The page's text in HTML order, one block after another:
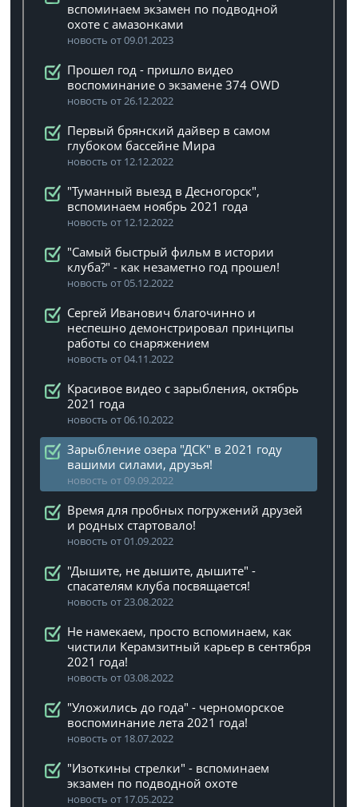
вспоминаем экзамен по подводной
охоте с амазонками
новость от 09.01.2023
Прошел год - пришло видео
воспоминание о экзамене 374 OWD
новость от 26.12.2022
Первый брянский дайвер в самом
глубоком бассейне Мира
новость от 12.12.2022
"Туманный выезд в Десногорск",
вспоминаем ноябрь 2021 года
новость от 12.12.2022
"Самый быстрый фильм в истории
клуба?" - как незаметно год прошел!
новость от 05.12.2022
Сергей Иванович благочинно и
неспешно демонстрировал принципы
работы со снаряжением
новость от 04.11.2022
Красивое видео с зарыбления, октябрь
2021 года
новость от 06.10.2022
Зарыбление озера "ДСК" в 2021 году
вашими силами, друзья!
новость от 09.09.2022
Время для пробных погружений друзей
и родных стартовало!
новость от 01.09.2022
"Дышите, не дышите, дышите" -
спасателям клуба посвящается!
новость от 23.08.2022
Не намекаем, просто вспоминаем, как
чистили Керамзитный карьер в сентября
2021 года!
новость от 03.08.2022
"Уложились до года" - черноморское
воспоминание лета 2021 года!
новость от 18.07.2022
"Изоткины стрелки" - вспоминаем
экзамен по подводной охоте
новость от 17.05.2022